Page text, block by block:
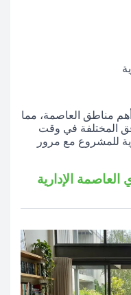
مناطق العاصمة، مما
المختلفة في وقت
للمشروع مع مرور
الإدارية